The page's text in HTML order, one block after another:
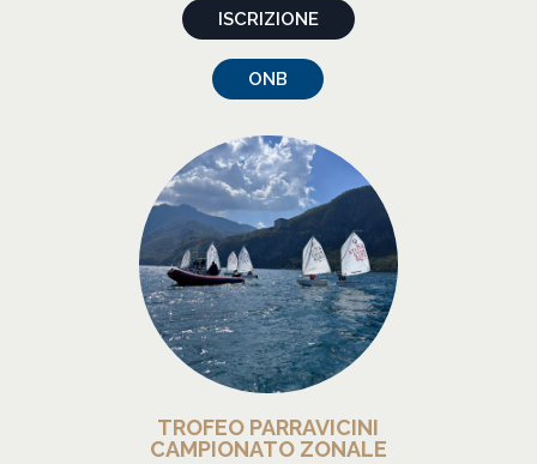
ISCRIZIONE
ONB
TROFEO PARRAVICINI
CAMPIONATO ZONALE